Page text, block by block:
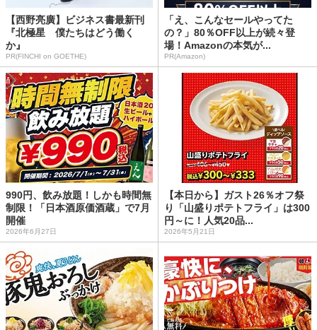
【西野亮廣】ビジネス書最新刊
『北極星 僕たちはどう働く
か』
PR(FINCHI on GOETHE)
「え、こんなセールやってた
の？」80％OFF以上が続々登
場！Amazonの本気が...
PR(Amazon)
990円、飲み放題！しかも時間無
制限！「日本酒原価酒蔵」で7月
開催
2026年6月27日
【本日から】ガスト26％オフ祭
り「山盛りポテトフライ」は300
円～に！人気20品...
2026年5月21日